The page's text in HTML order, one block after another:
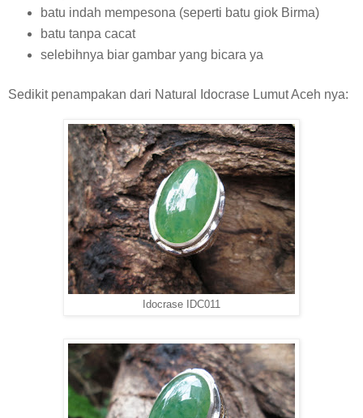
batu indah mempesona (seperti batu giok Birma)
batu tanpa cacat
selebihnya biar gambar yang bicara ya
Sedikit penampakan dari Natural Idocrase Lumut Aceh nya:
Idocrase IDC011